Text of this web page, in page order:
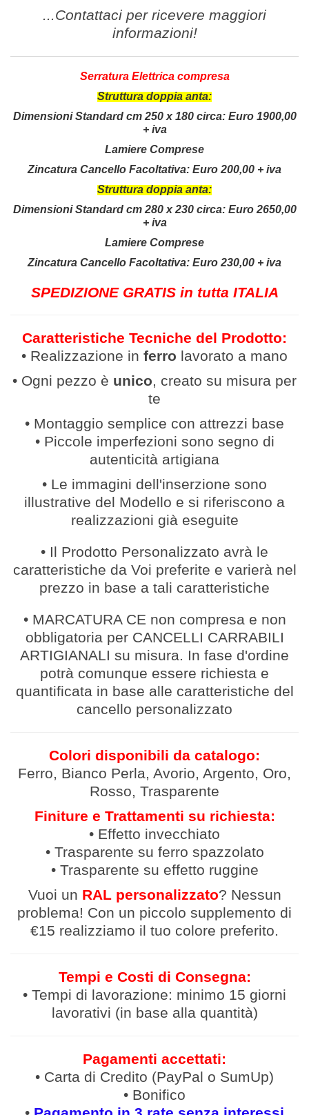
...Contattaci per ricevere maggiori
informazioni!
Serratura Elettrica compresa
Struttura doppia anta:
Dimensioni Standard cm 250 x 180 circa: Euro 1900,00
+ iva
Lamiere Comprese
Zincatura Cancello Facoltativa: Euro 200,00 + iva
Struttura doppia anta:
Dimensioni Standard cm 280 x 230 circa: Euro 2650,00
+ iva
Lamiere Comprese
Zincatura Cancello Facoltativa: Euro 230,00 + iva
SPEDIZIONE GRATIS in tutta ITALIA
Caratteristiche Tecniche del Prodotto:
• Realizzazione in ferro lavorato a mano
• Ogni pezzo è unico, creato su misura per
te
• Montaggio semplice con attrezzi base
• Piccole imperfezioni sono segno di
autenticità artigiana
• Le immagini dell'inserzione sono
illustrative del Modello e si riferiscono a
realizzazioni già eseguite
• Il Prodotto Personalizzato avrà le
caratteristiche da Voi preferite e varierà nel
prezzo in base a tali caratteristiche
• MARCATURA CE non compresa e non
obbligatoria per CANCELLI CARRABILI
ARTIGIANALI su misura. In fase d'ordine
potrà comunque essere richiesta e
quantificata in base alle caratteristiche del
cancello personalizzato
Colori disponibili da catalogo:
Ferro, Bianco Perla, Avorio, Argento, Oro,
Rosso, Trasparente
Finiture e Trattamenti su richiesta:
• Effetto invecchiato
• Trasparente su ferro spazzolato
• Trasparente su effetto ruggine
Vuoi un RAL personalizzato? Nessun
problema! Con un piccolo supplemento di
€15 realizziamo il tuo colore preferito.
Tempi e Costi di Consegna:
• Tempi di lavorazione: minimo 15 giorni
lavorativi (in base alla quantità)
Pagamenti accettati:
• Carta di Credito (PayPal o SumUp)
• Bonifico